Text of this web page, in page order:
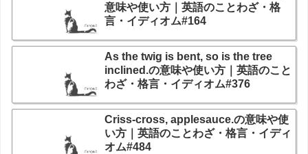
意味や使い方｜英語のことわざ・格
言・イディオム#164
As the twig is bent, so is the tree
inclined.の意味や使い方｜英語のこと
わざ・格言・イディオム#376
Criss-cross, applesauce.の意味や使
い方｜英語のことわざ・格言・イディ
オム#484